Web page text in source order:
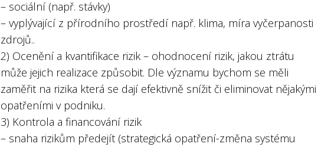
– sociální (např. stávky)
– vyplývající z přírodního prostředí např. klima, míra vyčerpanosti
zdrojů..
2) Ocenění a kvantifikace rizik – ohodnocení rizik, jakou ztrátu
může jejich realizace způsobit. Dle významu bychom se měli
zaměřit na rizika která se dají efektivně snížit či eliminovat nějakými
opatřeními v podniku.
3) Kontrola a financování rizik
– snaha rizikům předejít (strategická opatření-změna systému